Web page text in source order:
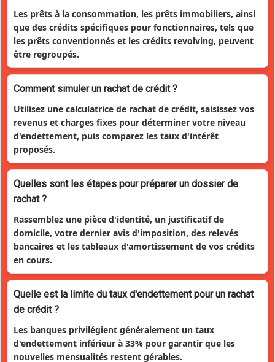
Les prêts à la consommation, les prêts immobiliers, ainsi
que des crédits spécifiques pour fonctionnaires, tels que
les prêts conventionnés et les crédits revolving, peuvent
être regroupés.
Comment simuler un rachat de crédit ?
Utilisez une calculatrice de rachat de crédit, saisissez vos
revenus et charges fixes pour déterminer votre niveau
d'endettement, puis comparez les taux d'intérêt
proposés.
Quelles sont les étapes pour préparer un dossier de
rachat ?
Rassemblez une pièce d'identité, un justificatif de
domicile, votre dernier avis d'imposition, des relevés
bancaires et les tableaux d'amortissement de vos crédits
en cours.
Quelle est la limite du taux d'endettement pour un rachat
de crédit ?
Les banques privilégient généralement un taux
d'endettement inférieur à 33% pour garantir que les
nouvelles mensualités restent gérables.